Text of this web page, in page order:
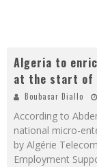
Algeria to
at the start of
Boubacar Diallo
According to
national micro-
by Algérie
Employment